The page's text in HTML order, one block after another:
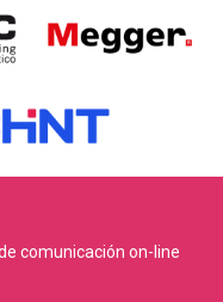
comunicación on-line